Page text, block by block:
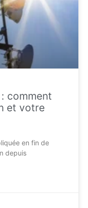
comment
et votre
en fin de
depuis